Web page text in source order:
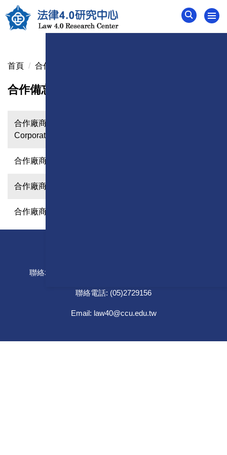
到
主
容
首頁 合作備忘錄簽署集錦
合作備忘錄簽署集錦
合作廠商：infinitude Global Wealth Management
Corporation Ltd.
合作廠商：天鏡科技股份有限公司
合作廠商：旭新科技股份有限公司
合作廠商：雲峰科技有限公司
聯絡地址: [621301] 嘉義縣民雄鄉大學路一段168號
聯絡電話: (05)2729156
Email: law40@ccu.edu.tw